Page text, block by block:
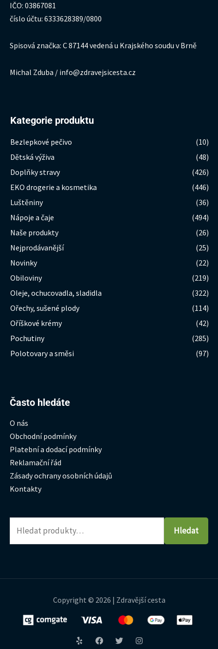
IČO: 03867081
číslo účtu: 6333628389/0800
Spisová značka: C 87144 vedená u Krajského soudu v Brně
Michal Zduba / info@zdravejsicesta.cz
Kategorie produktu
Bezlepkové pečivo
(10)
Dětská výživa
(48)
Doplňky stravy
(426)
EKO drogerie a kosmetika
(446)
Luštěniny
(36)
Nápoje a čaje
(494)
Naše produkty
(26)
Nejprodávanější
(25)
Novinky
(22)
Obiloviny
(219)
Oleje, ochucovadla, sladidla
(322)
Ořechy, sušené plody
(114)
Oříškové krémy
(42)
Pochutiny
(285)
Polotovary a směsi
(97)
Často hledáte
O nás
Obchodní podmínky
Platební a dodací podmínky
Reklamační řád
Zásady ochrany osobních údajů
Kontakty
Hledat:
Hledat
Copyright © 2026 | Zdravější cesta